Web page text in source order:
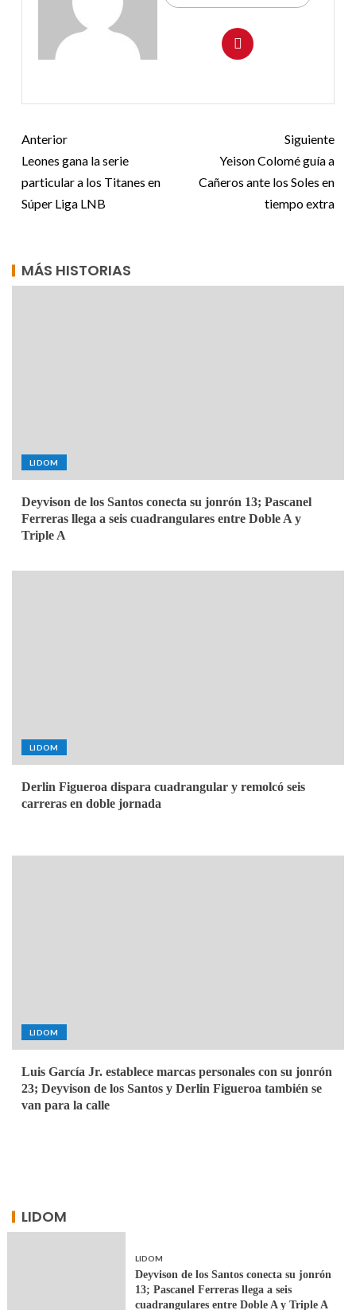
Anterior
Leones gana la serie
particular a los Titanes en
Súper Liga LNB
Siguiente
Yeison Colomé guía a
Cañeros ante los Soles en
tiempo extra
MÁS HISTORIAS
LIDOM
Deyvison de los Santos conecta su jonrón 13; Pascanel
Ferreras llega a seis cuadrangulares entre Doble A y
Triple A
LIDOM
Derlin Figueroa dispara cuadrangular y remolcó seis
carreras en doble jornada
LIDOM
Luis García Jr. establece marcas personales con su jonrón
23; Deyvison de los Santos y Derlin Figueroa también se
van para la calle
LIDOM
LIDOM
Deyvison de los Santos conecta su jonrón
13; Pascanel Ferreras llega a seis
cuadrangulares entre Doble A y Triple A